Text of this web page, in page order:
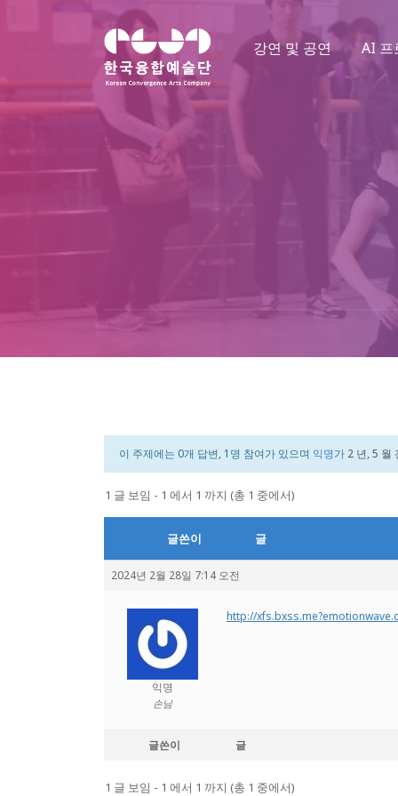
강연 및 공연 AI 프
이 주제에는 0개 답변, 1명 참여가 있으며 익명가 2 년, 5 월
1 글 보임 - 1 에서 1 까지 (총 1 중에서)
글쓴이 글
2024년 2월 28일 7:14 오전
익명
손님
http://
글쓴이 글
1 글 보임 - 1 에서 1 까지 (총 1 중에서)